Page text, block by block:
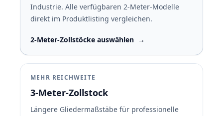
Industrie. Alle verfügbaren 2-Meter-Modelle
direkt im Produktlisting vergleichen.
2-Meter-Zollstöcke auswählen →
MEHR REICHWEITE
3-Meter-Zollstock
Längere Gliedermaßstäbe für professionelle